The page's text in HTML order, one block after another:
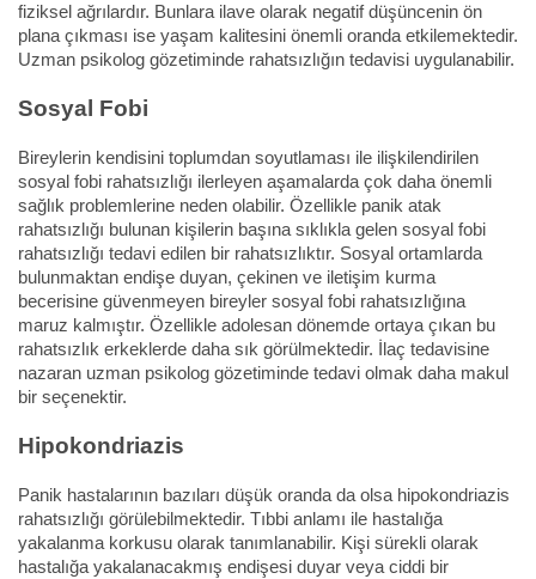
fiziksel ağrılardır. Bunlara ilave olarak negatif düşüncenin ön
plana çıkması ise yaşam kalitesini önemli oranda etkilemektedir.
Uzman psikolog gözetiminde rahatsızlığın tedavisi uygulanabilir.
Sosyal Fobi
Bireylerin kendisini toplumdan soyutlaması ile ilişkilendirilen
sosyal fobi rahatsızlığı ilerleyen aşamalarda çok daha önemli
sağlık problemlerine neden olabilir. Özellikle panik atak
rahatsızlığı bulunan kişilerin başına sıklıkla gelen sosyal fobi
rahatsızlığı tedavi edilen bir rahatsızlıktır. Sosyal ortamlarda
bulunmaktan endişe duyan, çekinen ve iletişim kurma
becerisine güvenmeyen bireyler sosyal fobi rahatsızlığına
maruz kalmıştır. Özellikle adolesan dönemde ortaya çıkan bu
rahatsızlık erkeklerde daha sık görülmektedir. İlaç tedavisine
nazaran uzman psikolog gözetiminde tedavi olmak daha makul
bir seçenektir.
Hipokondriazis
Panik hastalarının bazıları düşük oranda da olsa hipokondriazis
rahatsızlığı görülebilmektedir. Tıbbi anlamı ile hastalığa
yakalanma korkusu olarak tanımlanabilir. Kişi sürekli olarak
hastalığa yakalanacakmış endişesi duyar veya ciddi bir